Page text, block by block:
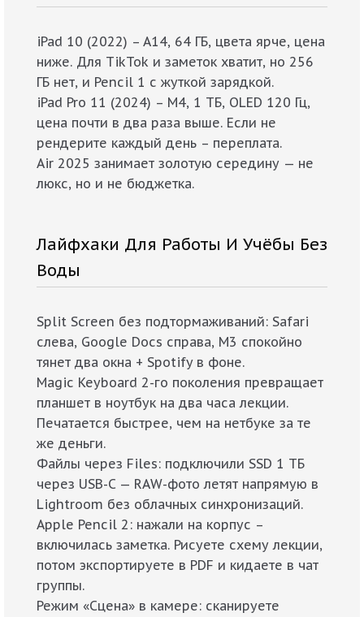
iPad 10 (2022) – A14, 64 ГБ, цвета ярче, цена
ниже. Для TikTok и заметок хватит, но 256
ГБ нет, и Pencil 1 с жуткой зарядкой.
iPad Pro 11 (2024) – M4, 1 ТБ, OLED 120 Гц,
цена почти в два раза выше. Если не
рендерите каждый день – переплата.
Air 2025 занимает золотую середину — не
люкс, но и не бюджетка.
Лайфхаки Для Работы И Учёбы Без
Воды
Split Screen без подтормаживаний: Safari
слева, Google Docs справа, M3 спокойно
тянет два окна + Spotify в фоне.
Magic Keyboard 2-го поколения превращает
планшет в ноутбук на два часа лекции.
Печатается быстрее, чем на нетбуке за те
же деньги.
Файлы через Files: подключили SSD 1 ТБ
через USB-C — RAW-фото летят напрямую в
Lightroom без облачных синхронизаций.
Apple Pencil 2: нажали на корпус –
включилась заметка. Рисуете схему лекции,
потом экспортируете в PDF и кидаете в чат
группы.
Режим «Сцена» в камере: сканируете